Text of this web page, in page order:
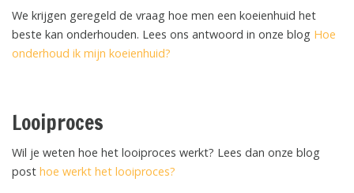
We krijgen geregeld de vraag hoe men een koeienhuid het
beste kan onderhouden. Lees ons antwoord in onze blog Hoe
onderhoud ik mijn koeienhuid?
Looiproces
Wil je weten hoe het looiproces werkt? Lees dan onze blog
post hoe werkt het looiproces?